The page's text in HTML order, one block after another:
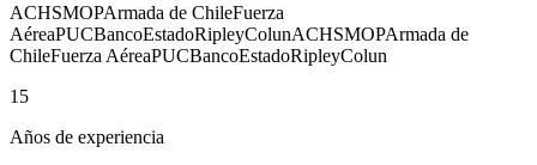
ACHSMOPArmada de ChileFuerza
AéreaPUCBancoEstadoRipleyColunACHSMOPArmada de
ChileFuerza AéreaPUCBancoEstadoRipleyColun
15
Años de experiencia